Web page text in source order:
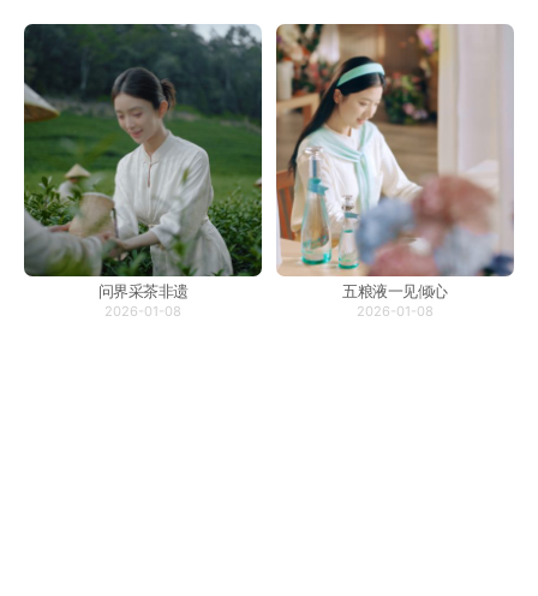
问界采茶非遗
2026-01-08
五粮液一见倾心
2026-01-08